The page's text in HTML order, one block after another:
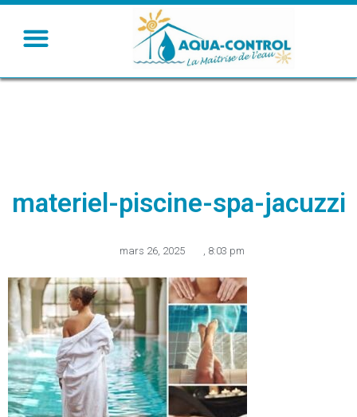
materiel-piscine-spa-jacuzzi
mars 26, 2025 , 8:03 pm